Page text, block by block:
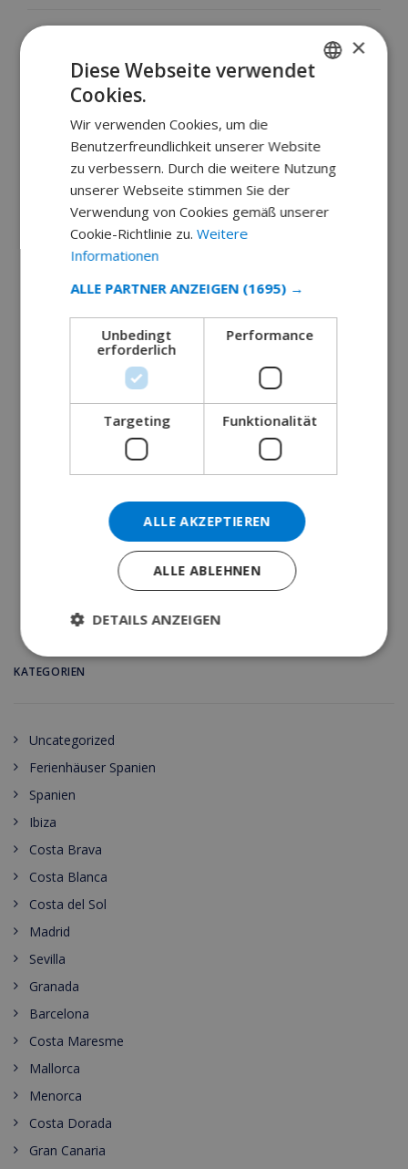
Touristische Informationen über Javea, Strände und
Buchten, die malerische Altstadt, das…
KATEGORIEN
Uncategorized
Ferienhäuser Spanien
Spanien
Ibiza
Costa Brava
Costa Blanca
Costa del Sol
Madrid
Sevilla
Granada
Barcelona
Costa Maresme
Mallorca
Menorca
Costa Dorada
Gran Canaria
SPANISH
GERMAN
NORWEGIAN
×
Diese Webseite verwendet
Cookies.
Wir verwenden Cookies, um die
Benutzerfreundlichkeit unserer Website
zu verbessern. Durch die weitere Nutzung
unserer Webseite stimmen Sie der
Verwendung von Cookies gemäß unserer
Cookie-Richtlinie zu. Weitere
Informationen
ALLE PARTNER ANZEIGEN (1695) →
Unbedingt
erforderlich
Performance
Targeting Funktionalität
ALLE AKZEPTIEREN
ALLE ABLEHNEN
DETAILS ANZEIGEN